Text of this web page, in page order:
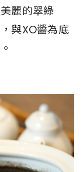
麗的翠綠
與XO醬為底